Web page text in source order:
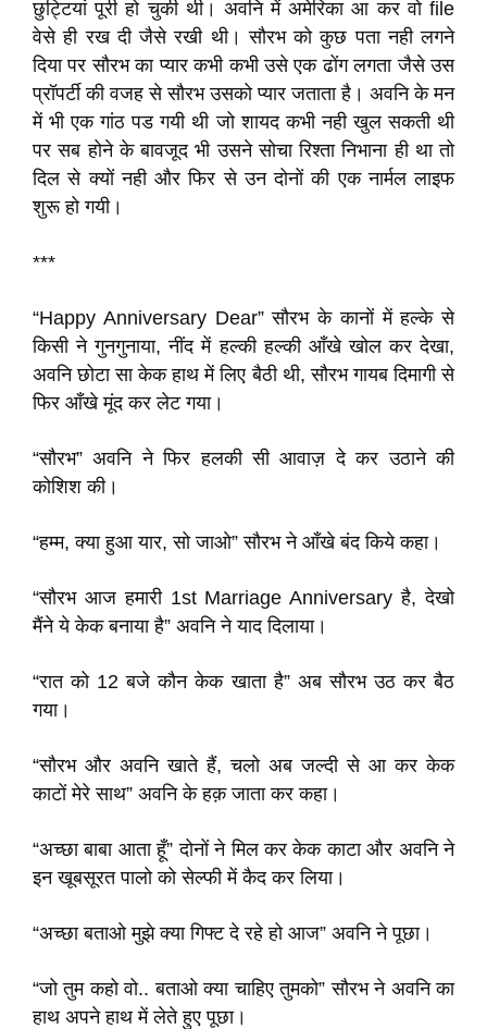
छुट्टियां पूरी हो चुकी थी। अवनि में अमेरिका आ कर वो file
वेसे ही रख दी जैसे रखी थी। सौरभ को कुछ पता नही लगने
दिया पर सौरभ का प्यार कभी कभी उसे एक ढोंग लगता जैसे उस
प्रॉपर्टी की वजह से सौरभ उसको प्यार जताता है। अवनि के मन
में भी एक गांठ पड गयी थी जो शायद कभी नही खुल सकती थी
पर सब होने के बावजूद भी उसने सोचा रिश्ता निभाना ही था तो
दिल से क्यों नही और फिर से उन दोनों की एक नार्मल लाइफ
शुरू हो गयी।
***
“Happy Anniversary Dear” सौरभ के कानों में हल्के से
किसी ने गुनगुनाया, नींद में हल्की हल्की आँखे खोल कर देखा,
अवनि छोटा सा केक हाथ में लिए बैठी थी, सौरभ गायब दिमागी से
फिर आँखे मूंद कर लेट गया।
“सौरभ” अवनि ने फिर हलकी सी आवाज़ दे कर उठाने की
कोशिश की।
“हम्म, क्या हुआ यार, सो जाओ” सौरभ ने आँखे बंद किये कहा।
“सौरभ आज हमारी 1st Marriage Anniversary है, देखो
मैंने ये केक बनाया है” अवनि ने याद दिलाया।
“रात को 12 बजे कौन केक खाता है” अब सौरभ उठ कर बैठ
गया।
“सौरभ और अवनि खाते हैं, चलो अब जल्दी से आ कर केक
काटों मेरे साथ” अवनि के हक़ जाता कर कहा।
“अच्छा बाबा आता हूँ” दोनों ने मिल कर केक काटा और अवनि ने
इन खूबसूरत पालो को सेल्फी में कैद कर लिया।
“अच्छा बताओ मुझे क्या गिफ्ट दे रहे हो आज” अवनि ने पूछा।
“जो तुम कहो वो.. बताओ क्या चाहिए तुमको” सौरभ ने अवनि का
हाथ अपने हाथ में लेते हुए पूछा।